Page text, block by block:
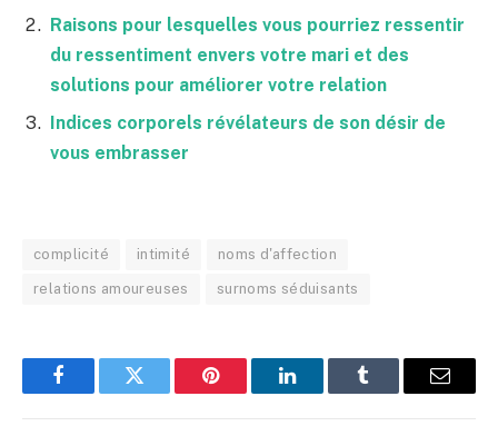
Raisons pour lesquelles vous pourriez ressentir
du ressentiment envers votre mari et des
solutions pour améliorer votre relation
Indices corporels révélateurs de son désir de
vous embrasser
complicité intimité noms d'affection
relations amoureuses surnoms séduisants
FacebookTwitter Pinterest LinkedInTumblr Email